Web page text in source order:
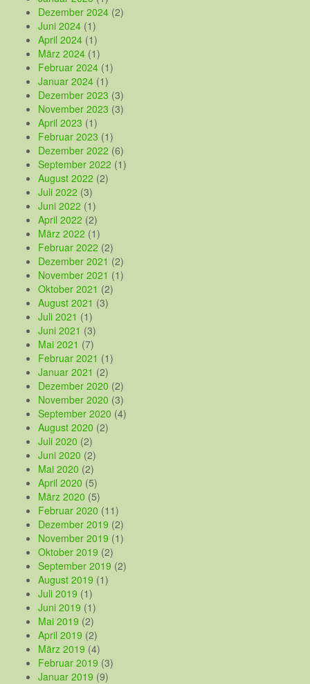
Dezember 2024 (2)
Juni 2024 (1)
April 2024 (1)
März 2024 (1)
Februar 2024 (1)
Januar 2024 (1)
Dezember 2023 (3)
November 2023 (3)
April 2023 (1)
Februar 2023 (1)
Dezember 2022 (6)
September 2022 (1)
August 2022 (2)
Juli 2022 (3)
Juni 2022 (1)
April 2022 (2)
März 2022 (1)
Februar 2022 (2)
Dezember 2021 (2)
November 2021 (1)
Oktober 2021 (2)
August 2021 (3)
Juli 2021 (1)
Juni 2021 (3)
Mai 2021 (7)
Februar 2021 (1)
Januar 2021 (2)
Dezember 2020 (2)
November 2020 (3)
September 2020 (4)
August 2020 (2)
Juli 2020 (2)
Juni 2020 (2)
Mai 2020 (2)
April 2020 (5)
März 2020 (5)
Februar 2020 (11)
Dezember 2019 (2)
November 2019 (1)
Oktober 2019 (2)
September 2019 (2)
August 2019 (1)
Juli 2019 (1)
Juni 2019 (1)
Mai 2019 (2)
April 2019 (2)
März 2019 (4)
Februar 2019 (3)
Januar 2019 (9)